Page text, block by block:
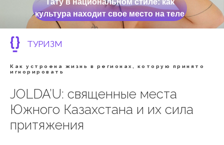
Тату в национальном стиле: как
культура находит свое место на теле
ТУРИЗМ
Как устроена жизнь в регионах, которую принято
игнорировать
JOLDA’U: священные места
Южного Казахстана и их сила
притяжения